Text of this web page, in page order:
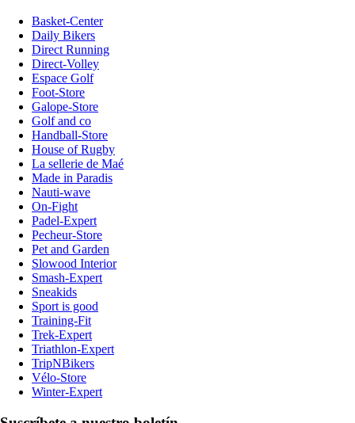
Basket-Center
Daily Bikers
Direct Running
Direct-Volley
Espace Golf
Foot-Store
Galope-Store
Golf and co
Handball-Store
House of Rugby
La sellerie de Maé
Made in Paradis
Nauti-wave
On-Fight
Padel-Expert
Pecheur-Store
Pet and Garden
Slowood Interior
Smash-Expert
Sneakids
Sport is good
Training-Fit
Trek-Expert
Triathlon-Expert
TripNBikers
Vélo-Store
Winter-Expert